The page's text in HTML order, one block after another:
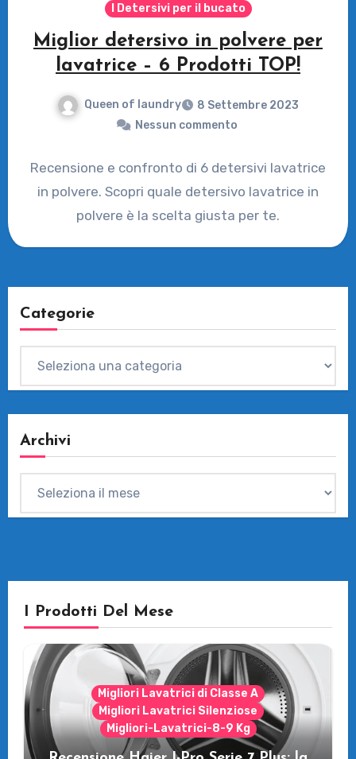
I Detersivi per il bucato
Miglior detersivo in polvere per
lavatrice – 6 Prodotti TOP!
Queen of laundry
8 Settembre 2023
Nessun commento
Recensione e confronto di 6 detersivi lavatrice
in polvere. Scopri quale detersivo lavatrice in
polvere è la scelta giusta per te.
Categorie
Archivi
I Prodotti Del Mese
Migliori Lavatrici di Classe A
Migliori Lavatrici Silenziose
Migliori-Lavatrici-8-9 Kg